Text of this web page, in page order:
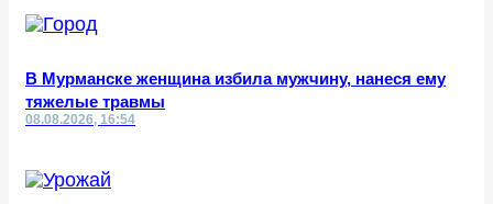
В Мурманске женщина избила мужчину, нанеся ему
тяжелые травмы
08.08.2026, 16:54